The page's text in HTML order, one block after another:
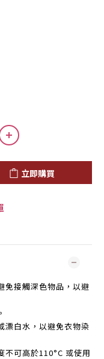
立即購買
免接觸深色物品，以避
漂白水，以避免衣物染
不可高於110°C 或使用